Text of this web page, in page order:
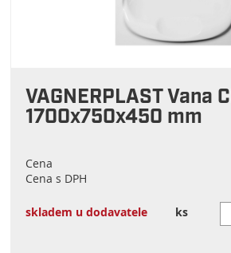
VAGNERPLAST Vana
1700x750x450 mm
Cena
Cena s DPH
skladem u dodavatele ks